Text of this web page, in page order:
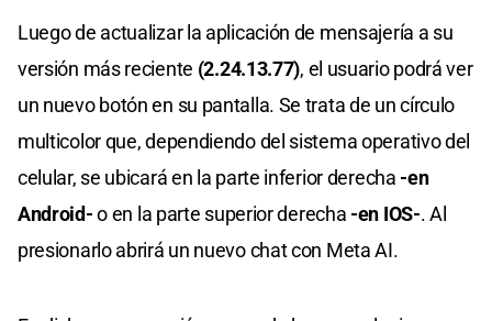
Luego de actualizar la aplicación de mensajería a su
versión más reciente (2.24.13.77), el usuario podrá ver
un nuevo botón en su pantalla. Se trata de un círculo
multicolor que, dependiendo del sistema operativo del
celular, se ubicará en la parte inferior derecha -en
Android-o en la parte superior derecha -en IOS-. Al
presionarlo abrirá un nuevo chat con Meta AI.